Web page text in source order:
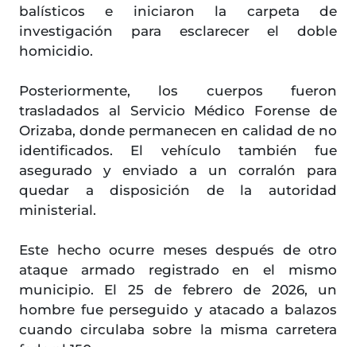
balísticos e iniciaron la carpeta de
investigación para esclarecer el doble
homicidio.
Posteriormente, los cuerpos fueron
trasladados al Servicio Médico Forense de
Orizaba, donde permanecen en calidad de no
identificados. El vehículo también fue
asegurado y enviado a un corralón para
quedar a disposición de la autoridad
ministerial.
Este hecho ocurre meses después de otro
ataque armado registrado en el mismo
municipio. El 25 de febrero de 2026, un
hombre fue perseguido y atacado a balazos
cuando circulaba sobre la misma carretera